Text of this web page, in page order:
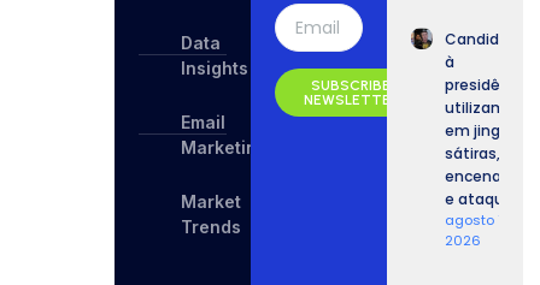
Data
Insights
Email
Marketing
Market
Trends
SUBSCRIBE
NEWSLETTER
Candidatos
à
presidência
utilizam IA
em jingles,
sátiras,
encenações
e ataques.
agosto 7,
2026